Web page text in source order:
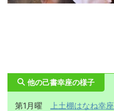
他の己書幸座の様子
第1月曜 上土棚はなね幸座